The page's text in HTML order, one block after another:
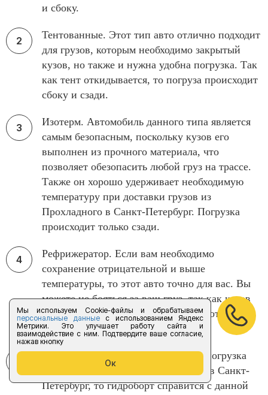
Мы используем Cookie-файлы и обрабатываем
персональные данныес использованием Яндекс
Метрики. Это улучшает работу сайта и
взаимодействие с ним. Подтвердите ваше согласие,
нажав кнопку
Ок
и сбоку.
Тентованные. Этот тип авто отлично подходит
для грузов, которым необходимо закрытый
кузов, но также и нужна удобна погрузка. Так
как тент откидывается, то погруза происходит
сбоку и сзади.
Изотерм. Автомобиль данного типа является
самым безопасным, поскольку кузов его
выполнен из прочного материала, что
позволяет обезопасить любой груз на трассе.
Также он хорошо удерживает необходимую
температуру при доставки грузов из
Прохладного в Санкт-Петербург. Погрузка
происходит только сзади.
Рефрижератор. Если вам необходимо
сохранение отрицательной и выше
температуры, то этот авто точно для вас. Вы
можете не бояться за ваш груз, так как кузов
может обеспечить ту температуру, которая
необходима для перевозки.
Гидроборт. Если вам нужна легкая погрузка
при автоперевозки из Прохладного в Санкт-
Петербург, то гидроборт справится с данной